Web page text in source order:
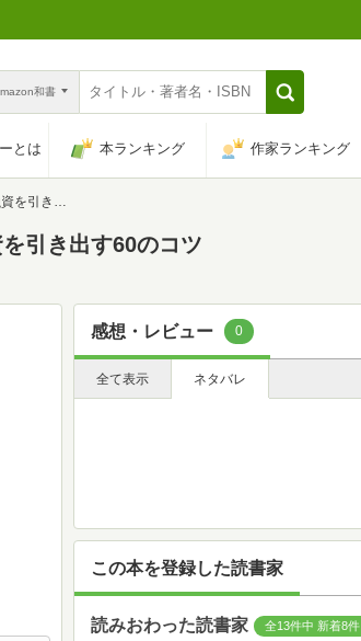
和書
とは 本ランキング 作家ランキング
す60のコツ
引き出す60のコツ
感想・レビュー 0
全て表示 ネタバレ
この本を登録した読書家
読みおわった読書家 全13件中 新着8件